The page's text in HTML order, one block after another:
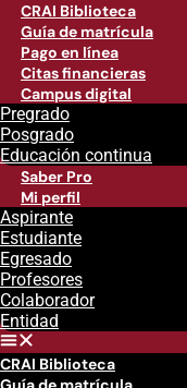
CRAI Biblioteca
Guía de matrícula
Pago en línea
Citas financieras
Campus digital
Pregrado
Posgrado
Educación continua
Saber Pro
Mi perfil
Aspirante
Estudiante
Egresado
Profesores
Colaborador
Entidad
CRAI Biblioteca